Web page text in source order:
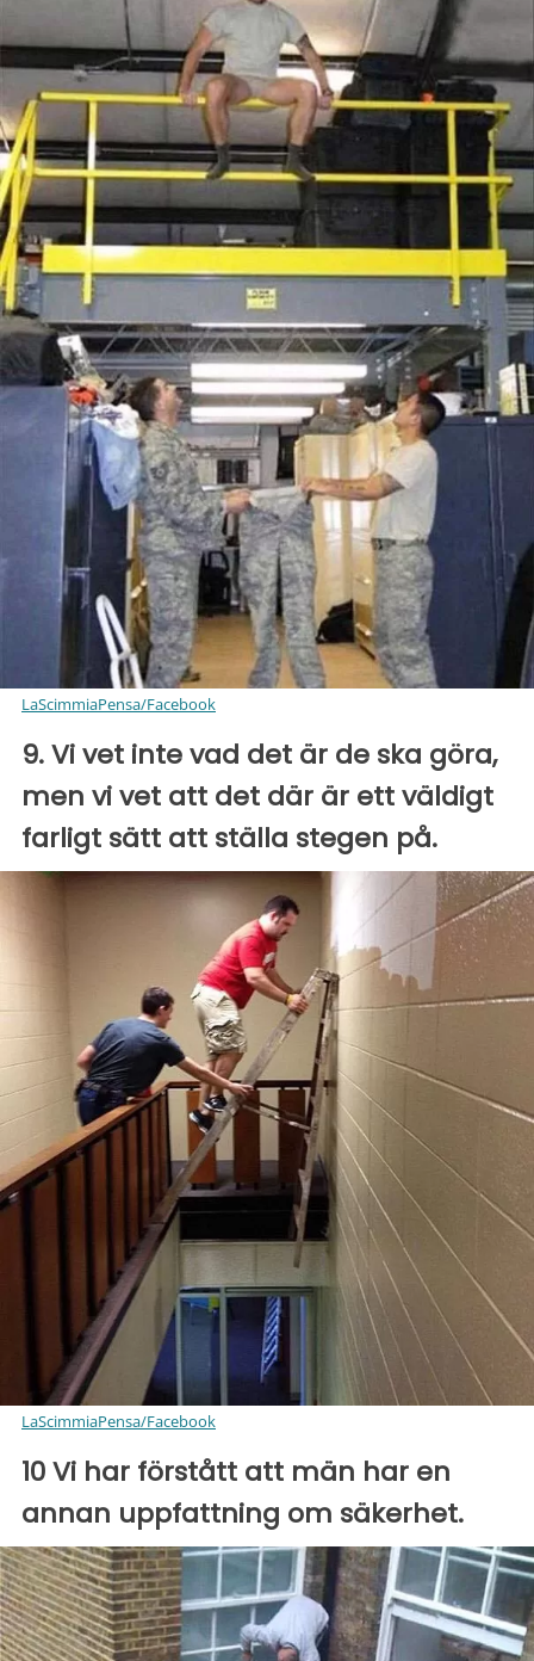
LaScimmiaPensa/Facebook
9. Vi vet inte vad det är de ska göra,
men vi vet att det där är ett väldigt
farligt sätt att ställa stegen på.
LaScimmiaPensa/Facebook
10 Vi har förstått att män har en
annan uppfattning om säkerhet.